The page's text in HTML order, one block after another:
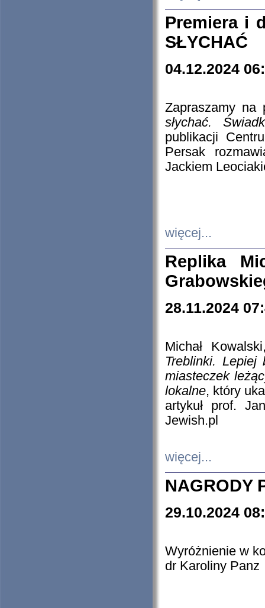
Premiera i
SŁYCHAĆ
04.12.2024
Zapraszamy
słychać.
publikacji
Persak
Jackiem
więcej...
Replika
28.11.2024
Michał
Treblinki. Lepiej
miasteczek
lokalne, który
artykuł prof.
Jewish.pl
więcej...
NAGRODY
29.10.2024
Wyróżnienie w
dr Karoliny Panz